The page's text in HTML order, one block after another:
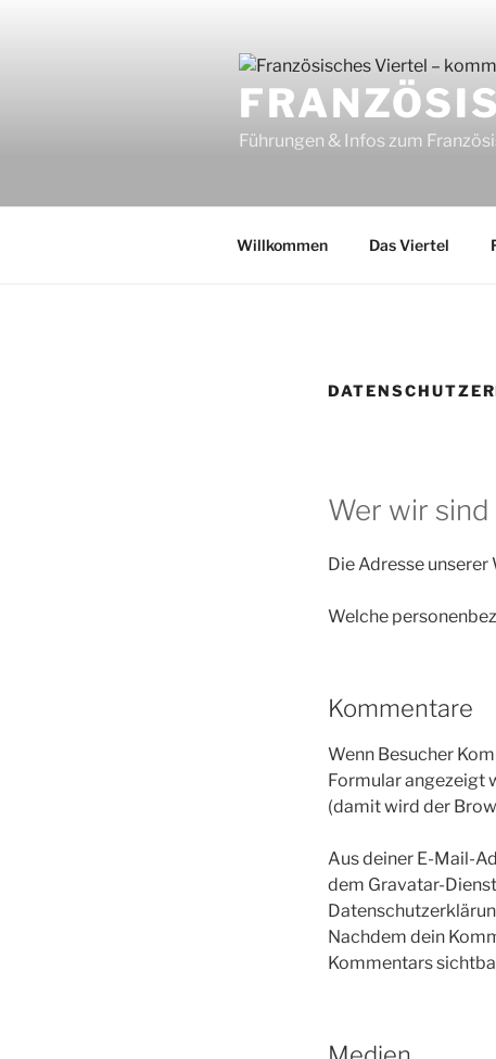
Führungen & Infos zum
Willkommen Das Viertel
Wer wir sind
Die Adresse
Welche
Kommentare
Wenn Besucher
Formular angezeigt
(damit wird der
Aus deiner E-Mail-
dem Gravatar-
Nachdem dein
Kommentars